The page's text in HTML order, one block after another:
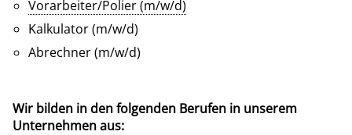
Vorarbeiter/Polier (m/w/d)
Kalkulator (m/w/d)
Abrechner (m/w/d)
Wir bilden in den folgenden Berufen in unserem
Unternehmen aus: